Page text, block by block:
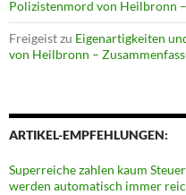
Polizistenmord von Heilbronn
Freigeistzu Eigenartigkeiten
von Heilbronn –
ARTIKEL-EMPFEHLUNGEN:
Superreiche zahlen kaum
werden automatisch immer